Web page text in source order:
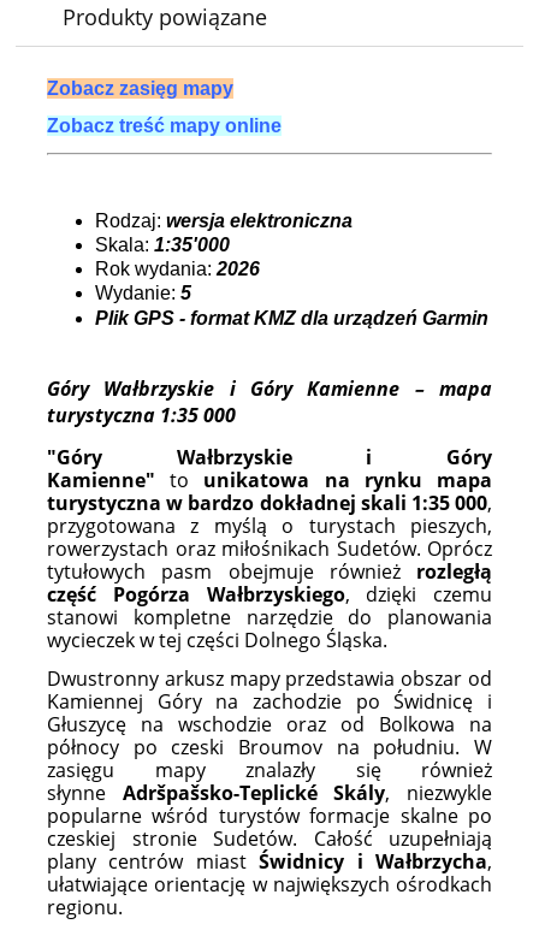
Produkty powiązane
Zobacz zasięg mapy
Zobacz treść mapy online
Rodzaj: wersja elektroniczna
Skala: 1:35'000
Rok wydania:2026
Wydanie: 5
Plik GPS - format KMZ dla urządzeń Garmin
Góry Wałbrzyskie i Góry Kamienne – mapa
turystyczna 1:35 000
"Góry Wałbrzyskie i Góry
Kamienne" to unikatowa na rynku mapa
turystyczna w bardzo dokładnej skali 1:35 000,
przygotowana z myślą o turystach pieszych,
rowerzystach oraz miłośnikach Sudetów. Oprócz
tytułowych pasm obejmuje również rozległą
część Pogórza Wałbrzyskiego, dzięki czemu
stanowi kompletne narzędzie do planowania
wycieczek w tej części Dolnego Śląska.
Dwustronny arkusz mapy przedstawia obszar od
Kamiennej Góry na zachodzie po Świdnicę i
Głuszycę na wschodzie oraz od Bolkowa na
północy po czeski Broumov na południu. W
zasięgu mapy znalazły się również
słynne Adršpašsko-Teplické Skály, niezwykle
popularne wśród turystów formacje skalne po
czeskiej stronie Sudetów. Całość uzupełniają
plany centrów miastŚwidnicy i Wałbrzycha,
ułatwiające orientację w największych ośrodkach
regionu.